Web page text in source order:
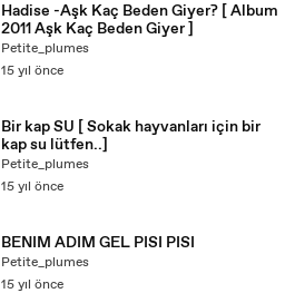
Hadise -Aşk Kaç Beden Giyer? [ Album
2011 Aşk Kaç Beden Giyer ]
Petite_plumes
15 yıl önce
Bir kap SU [ Sokak hayvanları için bir
kap su lütfen..]
Petite_plumes
15 yıl önce
BENIM ADIM GEL PISI PISI
Petite_plumes
15 yıl önce